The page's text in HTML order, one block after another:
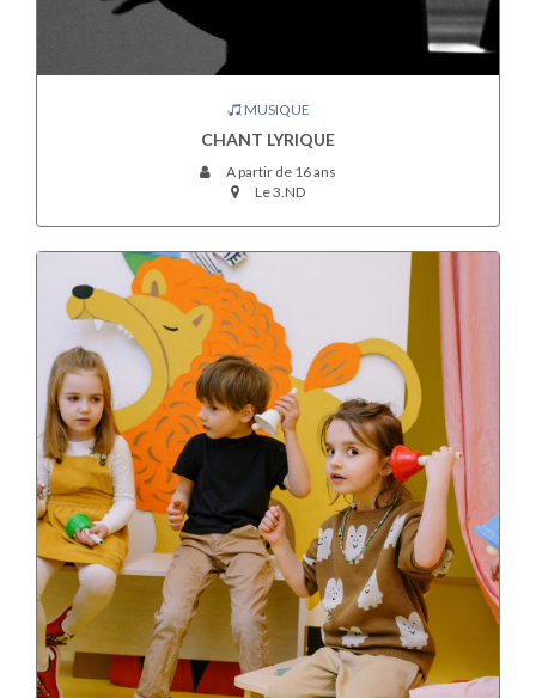
MUSIQUE
CHANT LYRIQUE
A partir de 16 ans
Le 3.ND